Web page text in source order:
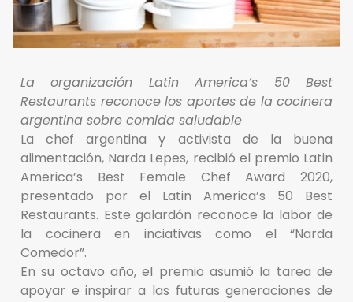
La organización Latin America’s 50 Best
Restaurants reconoce los aportes de la cocinera
argentina sobre comida saludable
La chef argentina y activista de la buena
alimentación, Narda Lepes, recibió el premio Latin
America’s Best Female Chef Award 2020,
presentado por el Latin America’s 50 Best
Restaurants. Este galardón reconoce la labor de
la cocinera en inciativas como el “Narda
Comedor”.
En su octavo año, el premio asumió la tarea de
apoyar e inspirar a las futuras generaciones de